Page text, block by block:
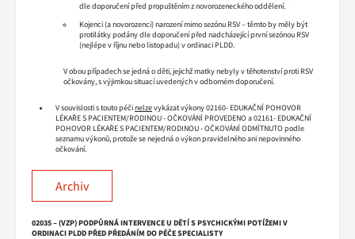
dle doporučení před propuštěním z novorozeneckého oddělení.
Kojenci (a novorozenci) narození mimo sezónu RSV – těmto by měly být
protilátky podány dle doporučení před nadcházející první sezónou RSV
(nejlépe v říjnu nebo listopadu) v ordinaci PLDD.
V obou případech se jedná o děti, jejichž matky nebyly v těhotenství proti RSV
očkovány, s výjimkou situací uvedených v odborném doporučení.
V souvislosti s touto péčinelzevykázat výkony 02160- EDUKAČNÍ POHOVOR
LÉKAŘE S PACIENTEM/RODINOU - OČKOVÁNÍ PROVEDENO a 02161- EDUKAČNÍ
POHOVOR LÉKAŘE S PACIENTEM/RODINOU - OČKOVÁNÍ ODMÍTNUTO podle
seznamu výkonů, protože se nejedná o výkon pravidelného ani nepovinného
očkování.
Archiv
02035 – (VZP) PODPŮRNÁ INTERVENCE U DĚTÍ S PSYCHICKÝMI POTÍŽEMI V
ORDINACI PLDD PŘED PŘEDÁNÍM DO PÉČE SPECIALISTY